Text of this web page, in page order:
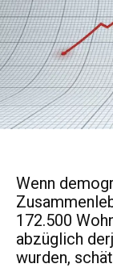
Wenn
172.500
abzüglich
wurden,